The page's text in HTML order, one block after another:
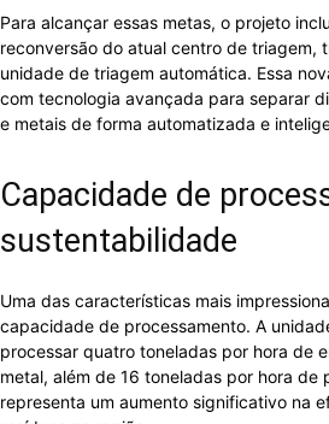
Para alcançar essas metas, o projeto
reconversão do atual centro de triagem,
unidade de triagem automática. Essa
com tecnologia avançada para separar
e metais de forma automatizada e
Capacidade de
sustentabilidade
Uma das características mais
capacidade de processamento. A
processar quatro toneladas por hora de
metal, além de 16 toneladas por hora de
representa um aumento significativo na